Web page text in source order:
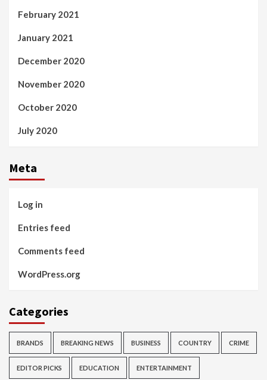
February 2021
January 2021
December 2020
November 2020
October 2020
July 2020
Meta
Log in
Entries feed
Comments feed
WordPress.org
Categories
BRANDS BREAKING NEWS BUSINESS COUNTRY CRIME
EDITOR PICKS EDUCATION ENTERTAINMENT